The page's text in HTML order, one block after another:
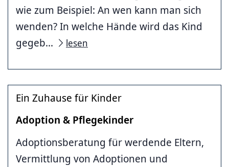
wie zum Beispiel: An wen kann man sich
wenden? In welche Hände wird das Kind
gegeb...
lesen
Ein Zuhause für Kinder
Adoption & Pflegekinder
Adoptionsberatung für werdende Eltern,
Vermittlung von Adoptionen und